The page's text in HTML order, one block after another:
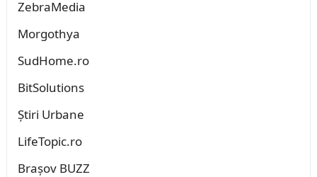
ZebraMedia
Morgothya
SudHome.ro
BitSolutions
Știri Urbane
LifeTopic.ro
Brașov BUZZ